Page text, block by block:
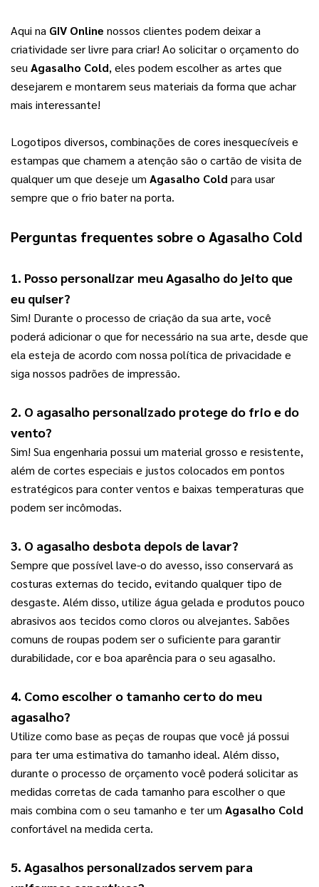
Aqui na GIV Online nossos clientes podem deixar a
criatividade ser livre para criar! Ao solicitar o orçamento do
seu Agasalho Cold, eles podem escolher as artes que
desejarem e montarem seus materiais da forma que achar
mais interessante!
L ogotipos diversos, combinações de cores inesquecíveis e
estampas que chamem a atenção são o cartão de visita de
qualquer um que deseje um Agasalho Cold para usar
sempre que o frio bater na porta.
Perguntas frequentes sobre o Agasalho Cold
1. Posso personalizar meu Agasalho do jeito que
eu quiser?
Sim! Durante o processo de criação da sua arte, você
poderá adicionar o que for necessário na sua arte, desde que
ela esteja de acordo com nossa política de privacidade e
siga nossos padrões de impressão.
2. O agasalho personalizado protege do frio e do
vento?
Sim! Sua engenharia possui um material grosso e resistente,
além de cortes especiais e justos colocados em pontos
estratégicos para conter ventos e baixas temperaturas que
podem ser incômodas.
3. O agasalho desbota depois de lavar?
Sempre que possível lave-o do avesso, isso conservará as
costuras externas do tecido, evitando qualquer tipo de
desgaste. Além disso, utilize água gelada e produtos pouco
abrasivos aos tecidos como cloros ou alvejantes. Sabões
comuns de roupas podem ser o suficiente para garantir
durabilidade, cor e boa aparência para o seu agasalho.
4. Como escolher o tamanho certo do meu
agasalho?
Utilize como base as peças de roupas que você já possui
para ter uma estimativa do tamanho ideal. Além disso,
durante o processo de orçamento você poderá solicitar as
medidas corretas de cada tamanho para escolher o que
mais combina com o seu tamanho e ter um Agasalho Cold
confortável na medida certa.
5. Agasalhos personalizados servem para